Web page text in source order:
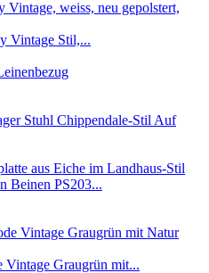
Vintage Stil,...
Stuhl Chippendale-Stil Auf
Beinen PS203...
Vintage Graugrün mit...